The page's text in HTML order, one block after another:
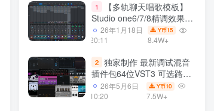
1
【多轨聊天唱歌模板】
Studio one6/7/8精调效果包
多种效果模式 声卡调试好直
播预设模板
26年1月18日
20:11
Y币15
8.4W+
2 独家制作 最新调试混音
插件包64位VST3 可选路径
一键安装550个效果器合集
v3.0 WiN 支持定制
26年5月6日
10:20
Y币10
7.5W+